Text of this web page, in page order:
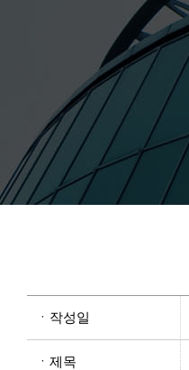
ㆍ작성일
ㆍ제목